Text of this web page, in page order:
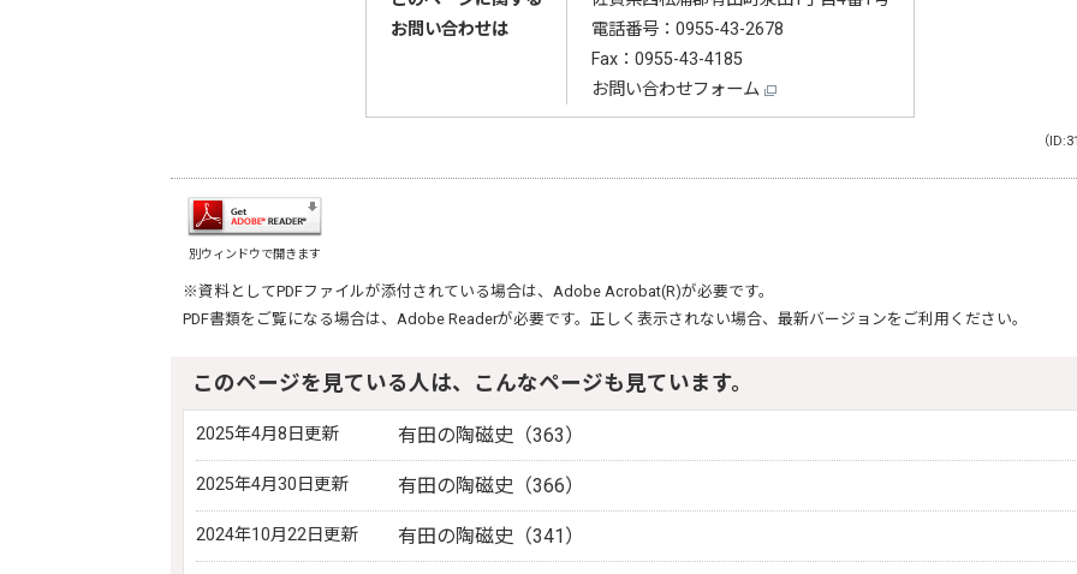
お問い合わせは
電話番号： 0955-43-2678
Fax：0955-43-4185
お問い合わせフォーム
（
別ウィンドウで開きます
※資料としてPDFファイルが添付されている場合は、 Adobe Acrobat(R)が必要です。
PDF書類をご覧になる場合は、 Adobe Readerが必要です。正しく表示されない場合、最新バージョンをご利用ください。
このページを見ている人は、こんなページも見ています。
2025年4月8日更新 有田の陶磁史（363）
2025年4月30日更新 有田の陶磁史（366）
2024年10月22日更新 有田の陶磁史（341）